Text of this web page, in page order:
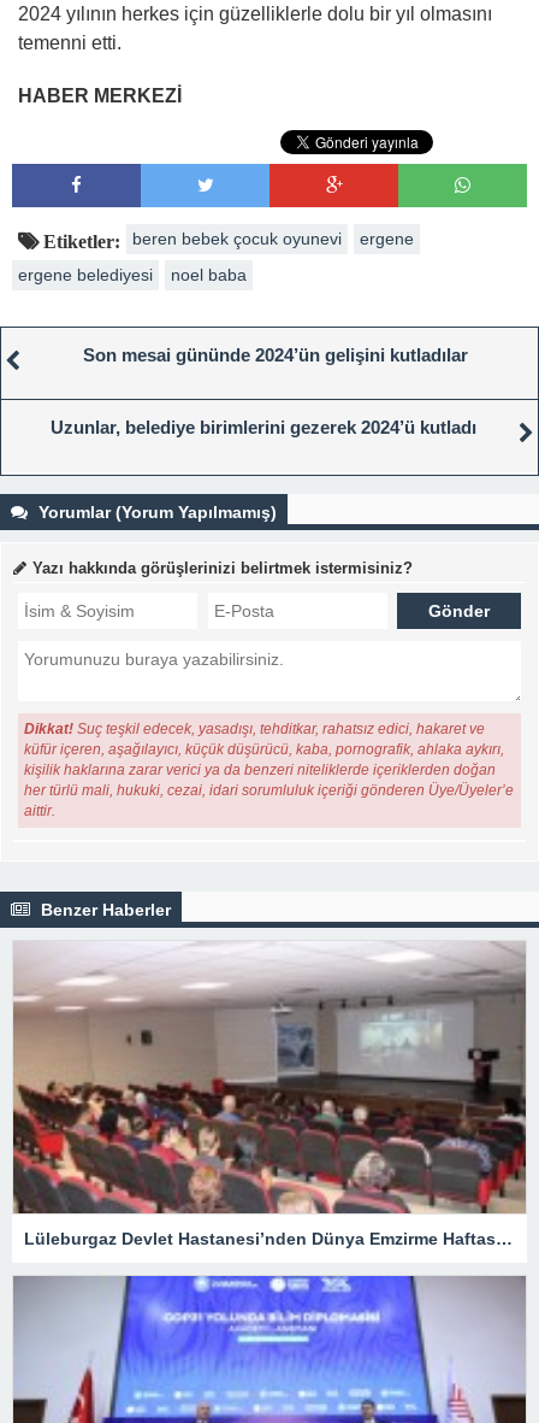
2024 yılının herkes için güzelliklerle dolu bir yıl olmasını
temenni etti.
HABER MERKEZİ
Etiketler: beren bebek çocuk oyunevi
ergene
ergene belediyesi
noel baba
Son mesai gününde 2024’ün gelişini kutladılar
Uzunlar, belediye birimlerini gezerek 2024’ü kutladı
Yorumlar (Yorum Yapılmamış)
Yazı hakkında görüşlerinizi belirtmek istermisiniz?
Dikkat! Suç teşkil edecek, yasadışı, tehditkar, rahatsız edici, hakaret ve
küfür içeren, aşağılayıcı, küçük düşürücü, kaba, pornografik, ahlaka aykırı,
kişilik haklarına zarar verici ya da benzeri niteliklerde içeriklerden doğan
her türlü mali, hukuki, cezai, idari sorumluluk içeriği gönderen Üye/Üyeler’e
aittir.
Benzer Haberler
Lüleburgaz Devlet Hastanesi’nden Dünya Emzirme Haftası Katılımı